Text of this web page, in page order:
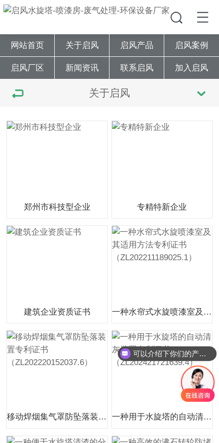
网站首页 关于启风 启风产品 启风案例
启风厂区 新闻资讯 联系启风 加入启风
关于启风
郑州市科技型企业 专精特新企业
建筑企业资质证书 一种水帘式水旋喷漆室及其适用方法专利证书（ZL202211189025.1）
移动焊烟集气罩防坠落装置专利证书（ZL202220152037.6） 一种用于水旋塔的自动清灰装置专利证书（ZL202421721639.4）
可以介绍下你们的产品么